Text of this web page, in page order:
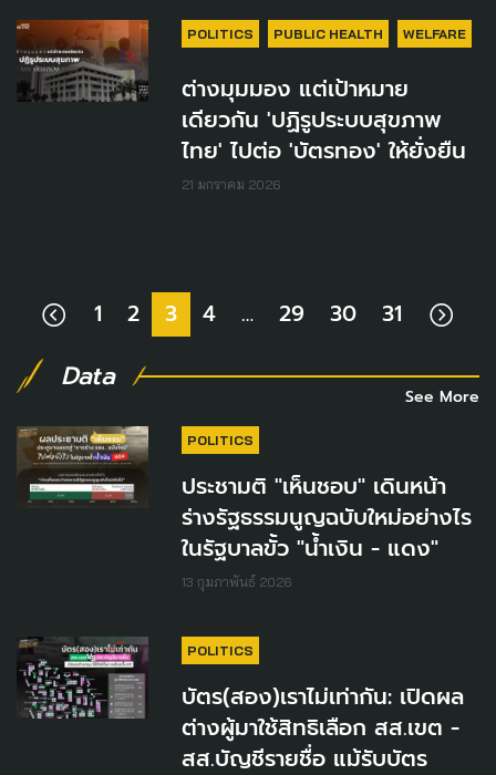
POLITICS PUBLIC HEALTH WELFARE
ต่างมุมมอง แต่เป้าหมาย
เดียวกัน 'ปฏิรูประบบสุขภาพ
ไทย' ไปต่อ 'บัตรทอง' ให้ยั่งยืน
21 มกราคม 2026
1 2 3 4 … 29 30 31
Data
See More
POLITICS
ประชามติ "เห็นชอบ" เดินหน้า
ร่างรัฐธรรมนูญฉบับใหม่อย่างไร
ในรัฐบาลขั้ว "น้ำเงิน - แดง"
13 กุมภาพันธ์ 2026
POLITICS
บัตร(สอง)เราไม่เท่ากัน: เปิดผล
ต่างผู้มาใช้สิทธิเลือก สส.เขต -
สส.บัญชีรายชื่อ แม้รับบัตร